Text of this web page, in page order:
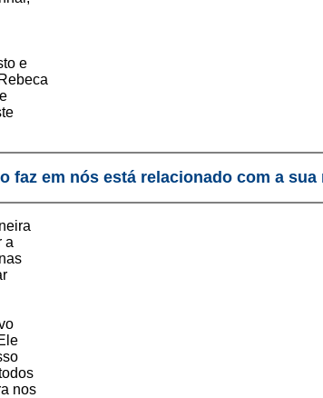
e
faz em nós está relacionado com a sua
a
nos